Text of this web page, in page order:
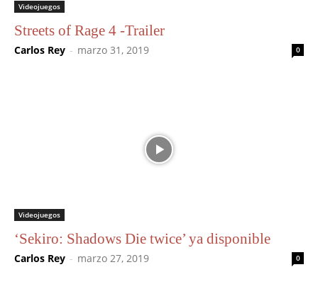
Videojuegos
Streets of Rage 4 -Trailer
Carlos Rey - marzo 31, 2019 0
Videojuegos
‘Sekiro: Shadows Die twice’ ya disponible
Carlos Rey - marzo 27, 2019 0